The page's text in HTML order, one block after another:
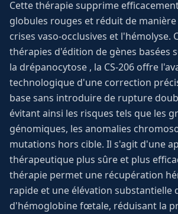
Cette thérapie supprime
globules rouges et réduit de
crises vaso-occlusives et l'hémolyse.
thérapies d'édition de gènes basées
la drépanocytose , la CS-206 offre
technologique d'une correction
base sans introduire de rupture
évitant ainsi les risques tels que les
génomiques, les anomalies
mutations hors cible. Il s'agit d'une
thérapeutique plus sûre et plus
thérapie permet une récupération
rapide et une élévation substantielle
d'hémoglobine fœtale, réduisant la